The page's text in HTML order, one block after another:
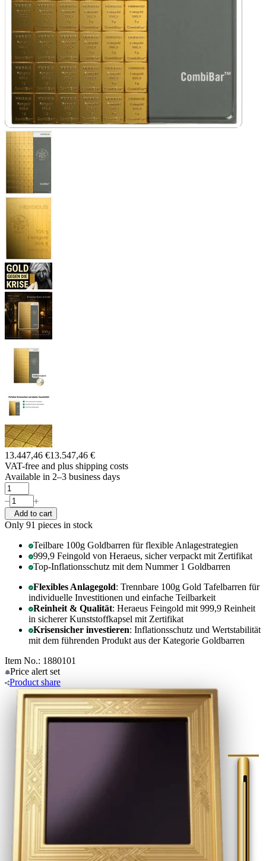
13.447,46 €13.547,46 €
VAT-free and plus shipping costs
Available in 2–3 business days
Add to cart
Only 91 pieces in stock
Teilbare 100g Goldbarren für flexible Anlagestrategien
999,9 Feingold von Heraeus, sicher verpackt mit Zertifikat
Top-Inflationsschutz mit dem Nummer 1 Goldbarren
Flexibles Anlagegold: Trennbare 100g Gold Tafelbarren für
individuelle Investitionen und einfache Teilbarkeit
Reinheit & Qualität: Heraeus Feingold mit 999,9 Reinheit
in sicherer Kunststoffkapsel mit Zertifikat
Krisensicher investieren: Inflationsschutz und Wertstabilität
mit dem führenden Produkt aus der Kategorie Goldbarren
Item No.: 1880101
Price alert set
Product share